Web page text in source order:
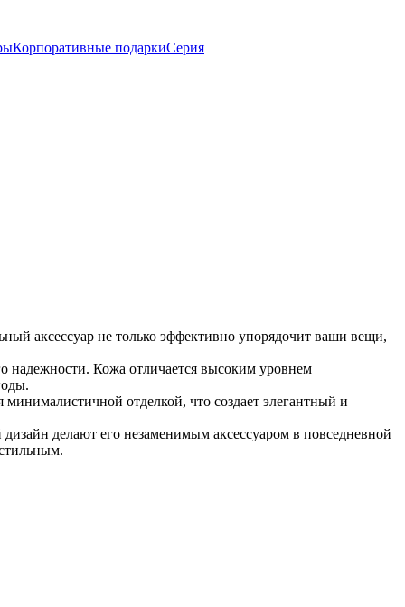
Корпоративные подаркиСерия
аксессуар не только эффективно упорядочит ваши вещи,
надежности. Кожа отличается высоким уровнем
отделкой, что создает элегантный и
делают его незаменимым аксессуаром в повседневной